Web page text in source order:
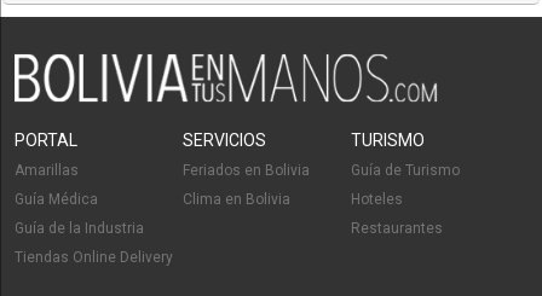
PORTAL
Amarillas
Guía Médica
Guía de la Industria
Tiendas Online Delivery
SERVICIOS
Feriados en Bolivia
Clima en Bolivia
TURISMO
Guía de Turismo
Hoteles
Restaurantes